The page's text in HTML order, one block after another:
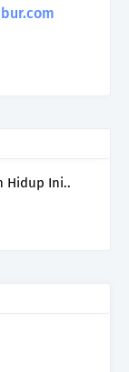
Hidup Ini..